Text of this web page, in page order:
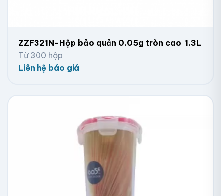
ZZF321N-Hộp bảo quản 0.05g tròn cao 1.3L
Từ 300 hộp
Liên hệ báo giá